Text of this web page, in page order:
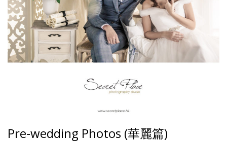
Pre-wedding Photos (華麗篇)